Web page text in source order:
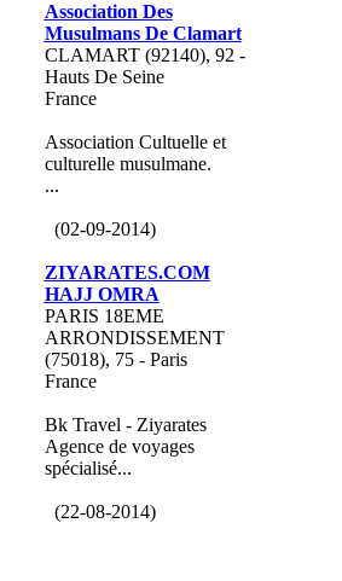
Association Des
Musulmans De Clamart
CLAMART (92140), 92 -
Hauts De Seine
France
Association Cultuelle et
culturelle musulmane.
...
(02-09-2014)
ZIYARATES.COM
HAJJ OMRA
PARIS 18EME
ARRONDISSEMENT
(75018), 75 - Paris
France
Bk Travel - Ziyarates
Agence de voyages
spécialisé...
(22-08-2014)